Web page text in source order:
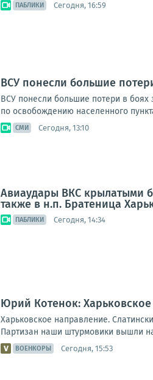
ПАБЛИКИ Сегодня, 16:59
ВСУ понесли большие
ВСУ понесли большие потери в боях
по освобождению населенного
СМИ Сегодня, 13:10
Авиаудары ВКС крылатыми
также в н.п. Братеница
ПАБЛИКИ Сегодня, 14:34
Юрий Котенок:
Харьковское направление.
Партизан наши штурмовики вышли
ВОЕНКОРЫ Сегодня, 15:53